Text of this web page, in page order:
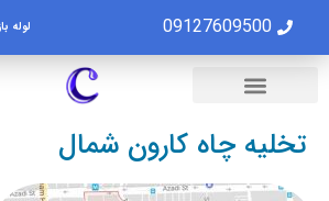
09127609500 لوله
تخلیه چاه کارون شمال